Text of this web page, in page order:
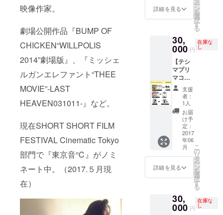
映像作家。
劇場公開作品『BUMP OF
CHICKEN“WILLPOLIS
2014”劇場版』、『ミッシェ
ルガンエレファント“THEE
MOVIE”-LAST
HEAVEN031011-』など。
現在SHORT SHORT FILM
FESTIVAL Cinematic Tokyo
部門で『東京音℃』がノミ
ネート中。（2017.５月現
在）
ド サン
（グ
ルー
プ） サ
ンデー
トレー
ニング
（個
人）
り 古今
東西！
天才天
MC集～
（CD-
R） ワ
ンダフ
ルボー
イズ
3rd
AL「ロ
ック
ロック
ロック
ジェネ
レー
ショ
ン」 ツ
アー会
場で記
※ツ
アーチ
詳細を見る ー
ン
を
選
択
す
る
30,
000 円
在庫な
し
【テシ
マプリ
マコー
ス】
3rd
AL「ロ
ミオと
ジュリ
エッ
ト」サ
イン入
り 古今
東西！
天才天
才天才
MC集～
R） ワ
ンダフ
ルボー
支援
者：
1人
お届
け予
定：
2017
年06
月
詳細を見る
こ
の
リ
タ
ー
ン
を
選
択
す
る
30,
000 円
在庫な
し